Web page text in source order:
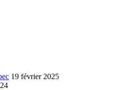
19 février 2025